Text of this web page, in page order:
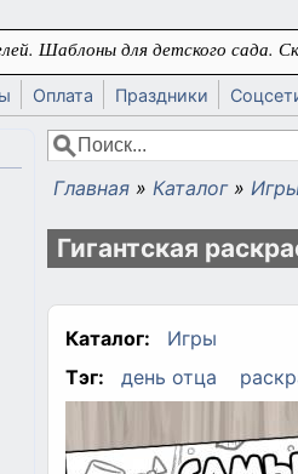
Шаблоны для детского сада.
Оплата Праздники
Форма поиска
Поиск
Вы здесь
Главная » Каталог »
Гигантская
Каталог:
Игры
Тэг:
день отца